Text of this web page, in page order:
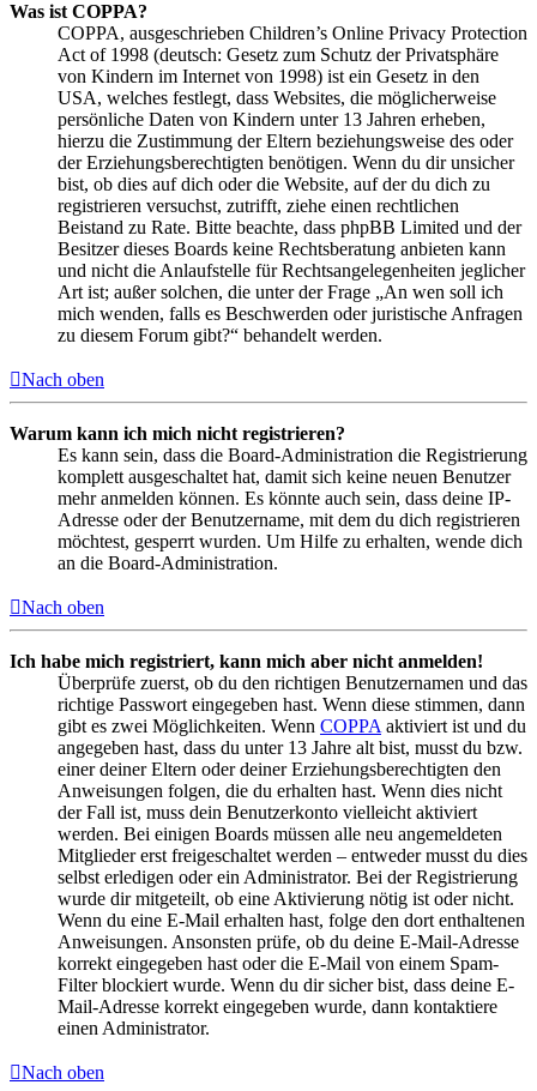
Was ist COPPA?
COPPA, ausgeschrieben Children’s Online Privacy Protection
Act of 1998 (deutsch: Gesetz zum Schutz der Privatsphäre
von Kindern im Internet von 1998) ist ein Gesetz in den
USA, welches festlegt, dass Websites, die möglicherweise
persönliche Daten von Kindern unter 13 Jahren erheben,
hierzu die Zustimmung der Eltern beziehungsweise des oder
der Erziehungsberechtigten benötigen. Wenn du dir unsicher
bist, ob dies auf dich oder die Website, auf der du dich zu
registrieren versuchst, zutrifft, ziehe einen rechtlichen
Beistand zu Rate. Bitte beachte, dass phpBB Limited und der
Besitzer dieses Boards keine Rechtsberatung anbieten kann
und nicht die Anlaufstelle für Rechtsangelegenheiten jeglicher
Art ist; außer solchen, die unter der Frage „An wen soll ich
mich wenden, falls es Beschwerden oder juristische Anfragen
zu diesem Forum gibt?“ behandelt werden.
Nach oben
Warum kann ich mich nicht registrieren?
Es kann sein, dass die Board-Administration die Registrierung
komplett ausgeschaltet hat, damit sich keine neuen Benutzer
mehr anmelden können. Es könnte auch sein, dass deine IP-
Adresse oder der Benutzername, mit dem du dich registrieren
möchtest, gesperrt wurden. Um Hilfe zu erhalten, wende dich
an die Board-Administration.
Nach oben
Ich habe mich registriert, kann mich aber nicht anmelden!
Überprüfe zuerst, ob du den richtigen Benutzernamen und das
richtige Passwort eingegeben hast. Wenn diese stimmen, dann
gibt es zwei Möglichkeiten. Wenn COPPA aktiviert ist und du
angegeben hast, dass du unter 13 Jahre alt bist, musst du bzw.
einer deiner Eltern oder deiner Erziehungsberechtigten den
Anweisungen folgen, die du erhalten hast. Wenn dies nicht
der Fall ist, muss dein Benutzerkonto vielleicht aktiviert
werden. Bei einigen Boards müssen alle neu angemeldeten
Mitglieder erst freigeschaltet werden – entweder musst du dies
selbst erledigen oder ein Administrator. Bei der Registrierung
wurde dir mitgeteilt, ob eine Aktivierung nötig ist oder nicht.
Wenn du eine E-Mail erhalten hast, folge den dort enthaltenen
Anweisungen. Ansonsten prüfe, ob du deine E-Mail-Adresse
korrekt eingegeben hast oder die E-Mail von einem Spam-
Filter blockiert wurde. Wenn du dir sicher bist, dass deine E-
Mail-Adresse korrekt eingegeben wurde, dann kontaktiere
einen Administrator.
Nach oben